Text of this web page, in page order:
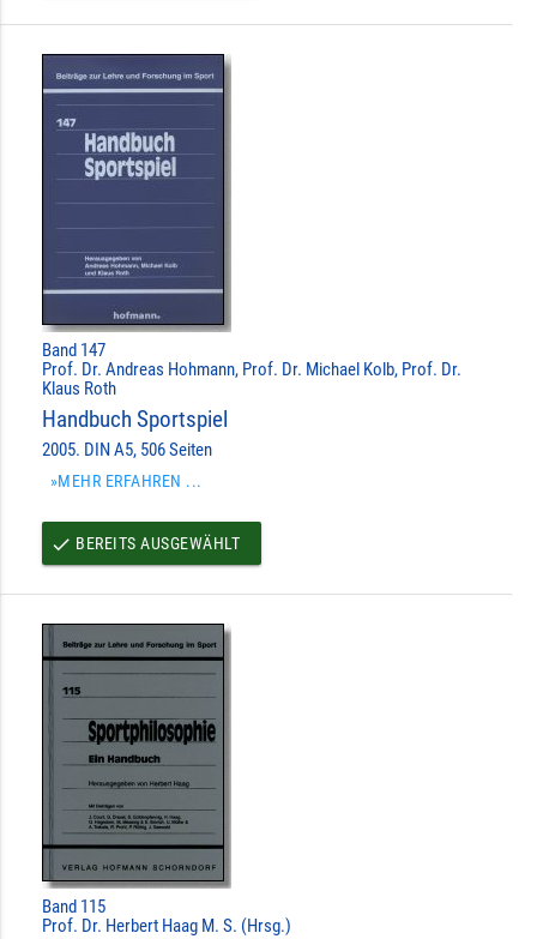
Band 147
Prof. Dr. Andreas Hohmann, Prof. Dr. Michael Kolb, Prof. Dr.
Klaus Roth
Handbuch Sportspiel
2005. DIN A5, 506 Seiten
»MEHR ERFAHREN ...
done BEREITS AUSGEWÄHLT
Band 115
Prof. Dr. Herbert Haag M. S. (Hrsg.)